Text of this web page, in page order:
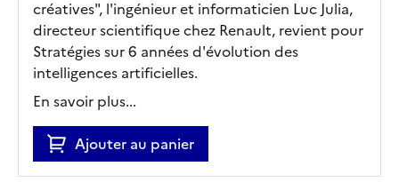
créatives", l'ingénieur et informaticien Luc Julia,
directeur scientifique chez Renault, revient pour
Stratégies sur 6 années d'évolution des
intelligences artificielles.
En savoir plus...
Ajouter au panier